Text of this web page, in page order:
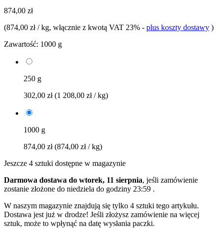
874,00 zł
(874,00 zł / kg, włącznie z kwotą VAT 23% - plus koszty dostawy )
Zawartość: 1000 g
250 g
302,00 zł(1 208,00 zł / kg)
1000 g
874,00 zł(874,00 zł / kg)
Jeszcze 4 sztuki dostępne w magazynie
Darmowa dostawa do wtorek, 11 sierpnia, jeśli zamówienie
zostanie złożone do niedziela do godziny 23:59 .
W naszym magazynie znajdują się tylko 4 sztuki tego artykułu.
Dostawa jest już w drodze! Jeśli złożysz zamówienie na więcej
sztuk, może to wpłynąć na datę wysłania paczki.